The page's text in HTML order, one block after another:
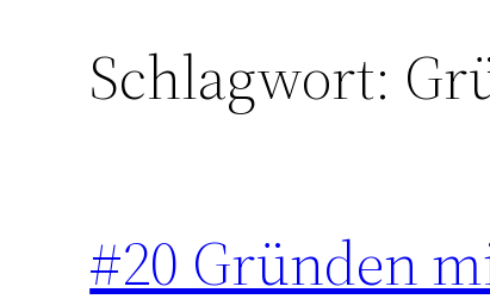
Schlagwort:
#20 Gründen